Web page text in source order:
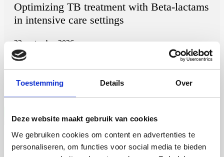
Toestemming Details Over
Deze website maakt gebruik van cookies
We gebruiken cookies om content en advertenties te
personaliseren, om functies voor social media te bieden
Optimizing TB treatment with Beta-lactams
in intensive care settings
23 september 2026
Simon Tiberi
Rijksuniversiteit Groningen
Open Ebook
Martijn de Roij